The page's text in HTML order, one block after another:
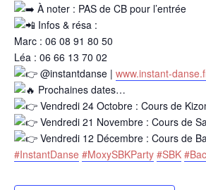
À noter : PAS de CB pour l’entrée
Infos & résa :
Marc : 06 08 91 80 50
Léa : 06 66 13 70 02
@instantdanse | www.instant-
Prochaines dates…
Vendredi 24 Octobre : Cours de
Vendredi 21 Novembre : Cours de
Vendredi 12 Décembre : Cours de
#InstantDanse #MoxySBKParty #SBK